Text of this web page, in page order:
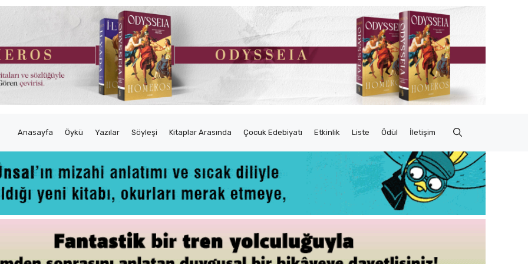
Anasayfa Öykü Yazılar Söyleşi Kitaplar Arasında Çocuk Edebiyatı Etkinlik Liste Ödül İletişim